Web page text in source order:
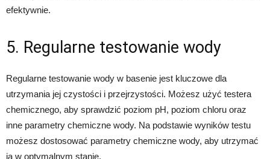
efektywnie.
5. Regularne testowanie wody
Regularne testowanie wody w basenie jest kluczowe dla
utrzymania jej czystości i przejrzystości. Możesz użyć testera
chemicznego, aby sprawdzić poziom pH, poziom chloru oraz
inne parametry chemiczne wody. Na podstawie wyników testu
możesz dostosować parametry chemiczne wody, aby utrzymać
ją w optymalnym stanie.